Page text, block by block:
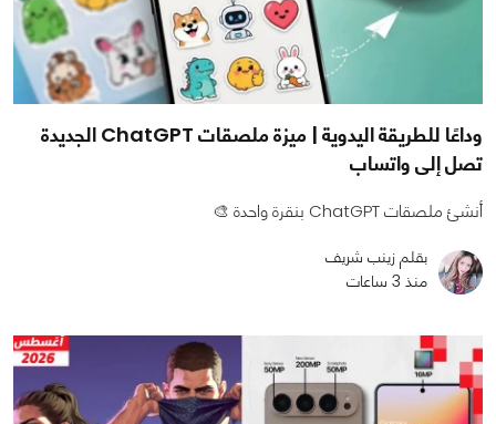
وداعًا للطريقة اليدوية | ميزة ملصقات ChatGPT الجديدة
تصل إلى واتساب
أنشئ ملصقات ChatGPT بنقرة واحدة 🎨
بقلم زينب شريف
منذ 3 ساعات